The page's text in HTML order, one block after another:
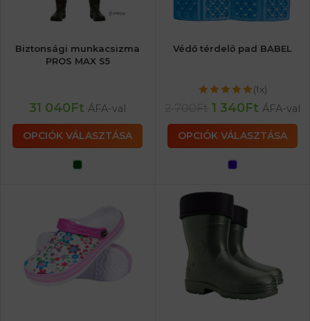
Biztonsági munkacsizma
PROS MAX S5
31 040Ft ÁFA-val
OPCIÓK VÁLASZTÁSA
Védő térdelő pad BABEL
(1x)
1 340Ft ÁFA-val
OPCIÓK VÁLASZTÁSA